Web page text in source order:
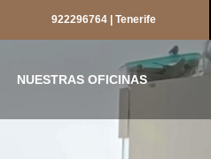
922296764 | Tenerife
NUESTRAS OFICINAS